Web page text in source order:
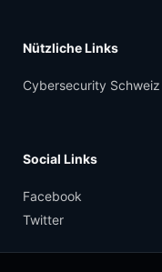
Nützliche Links
Cybersecurity Schweiz
Social Links
Facebook
Twitter